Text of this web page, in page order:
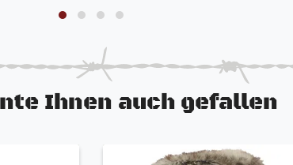
Ihnen auch gefallen